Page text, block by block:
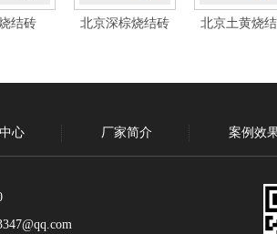
结砖 北京深棕烧结砖 北京土黄烧
心 厂家简介 案例效